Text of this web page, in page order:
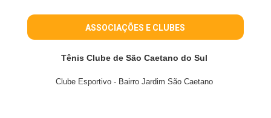
ASSOCIAÇÕES E CLUBES
Tênis Clube de São Caetano do Sul
Clube Esportivo - Bairro Jardim São Caetano